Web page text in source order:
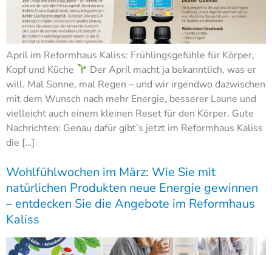
April im Reformhaus Kaliss: Frühlingsgefühle für Körper,
Kopf und Küche
Der April macht ja bekanntlich, was er
will. Mal Sonne, mal Regen – und wir irgendwo dazwischen
mit dem Wunsch nach mehr Energie, besserer Laune und
vielleicht auch einem kleinen Reset für den Körper. Gute
Nachrichten: Genau dafür gibt’s jetzt im Reformhaus Kaliss
die […]
Wohlfühlwochen im März: Wie Sie mit
natürlichen Produkten neue Energie gewinnen
– entdecken Sie die Angebote im Reformhaus
Kaliss